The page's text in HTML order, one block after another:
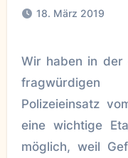
18. März 2019
Wir haben in der Auseinandersetzung um den
Polizeieinsatz
eine wichtige
möglich, weil